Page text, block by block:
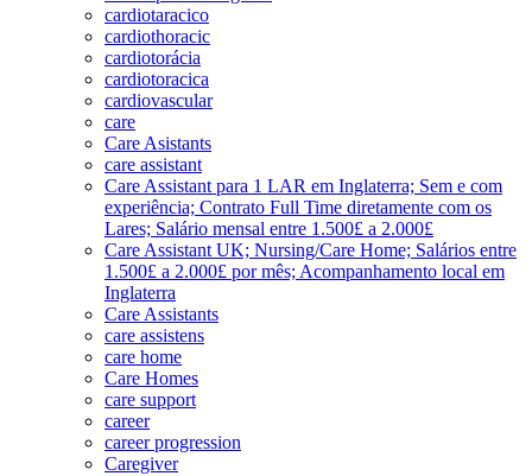
cardiotaracico
cardiothoracic
cardiotorácia
cardiotoracica
cardiovascular
care
Care Asistants
care assistant
Care Assistant para 1 LAR em Inglaterra; Sem e com
experiência; Contrato Full Time diretamente com os
Lares; Salário mensal entre 1.500£ a 2.000£
Care Assistant UK; Nursing/Care Home; Salários entre
1.500£ a 2.000£ por mês; Acompanhamento local em
Inglaterra
Care Assistants
care assistens
care home
Care Homes
care support
career
career progression
Caregiver